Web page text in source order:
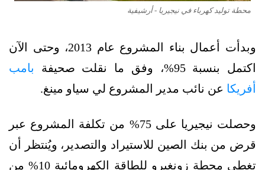
محطة توليد كهرباء في نيجيريا - أرشيفية
وبدأت أعمال بناء المشروع عام 2013، وحتى الآن
اكتمل بنسبة 95%، وفق ما نقلت صحيفة
بامب
أفريكا عن نائب مدير المشروع لي سياو مينغ.
وحصلت نيجيريا على 75% من تكلفة المشروع عبر
قرض من بنك الصين للاستيراد والتصدير، ويُنتظر أن
تغطي محطة زونغيرو للطاقة الكهرومائية 10% من